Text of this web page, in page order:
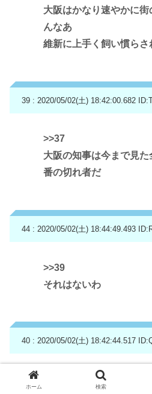
大阪はかなり速やかに
んなあ
維新に上手く飼い慣らさ
39 : 2020/05/02(土) 18:42:00.682
>>37
大阪の知事は今まで見
番の切れ者だ
44 : 2020/05/02(土) 18:44:49.493
>>39
それはないわ
40 : 2020/05/02(土) 18:42:44.517
ヤバイもなにも
ホーム 検索